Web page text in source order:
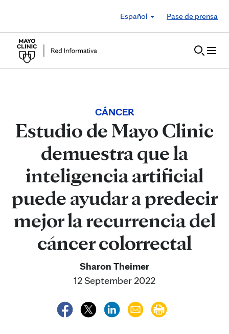
Español
Pase de prensa
CÁNCER
Estudio de Mayo Clinic
demuestra que la
inteligencia artificial
puede ayudar a predecir
mejor la recurrencia del
cáncer colorrectal
Sharon Theimer
12 September 2022